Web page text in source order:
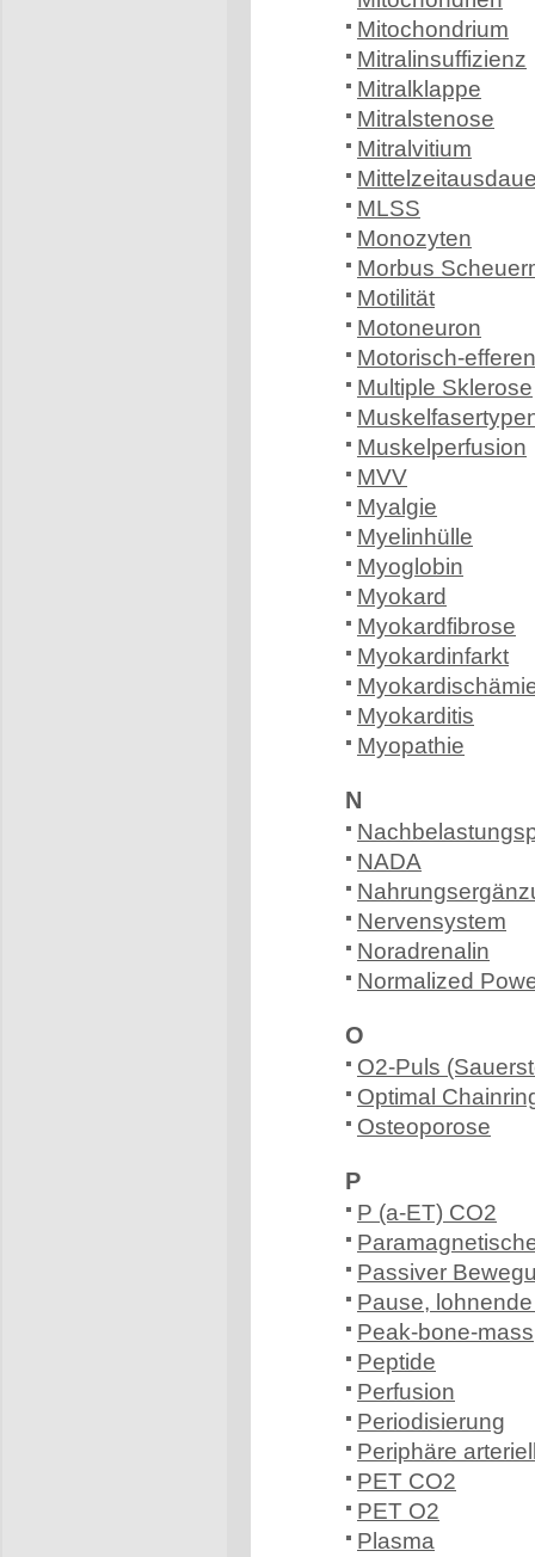
Mitochondrium
Mitralinsuffizienz
Mitralklappe
Mitralstenose
Mitralvitium
MLSS
Monozyten
Morbus
Motilität
Motoneuron
Motorisch-
Multiple Sklerose
Muskelperfusion
MVV
Myalgie
Myelinhülle
Myoglobin
Myokard
Myokardfibrose
Myokardinfarkt
Myokarditis
Myopathie
N
NADA
Nervensystem
Noradrenalin
Normalized
O
O2-Puls
Optimal
Osteoporose
P
P (a-ET) CO2
Passiver
Pause,
Peak-bone-mass
Peptide
Perfusion
Periodisierung
Periphäre
PET CO2
PET O2
Plasma